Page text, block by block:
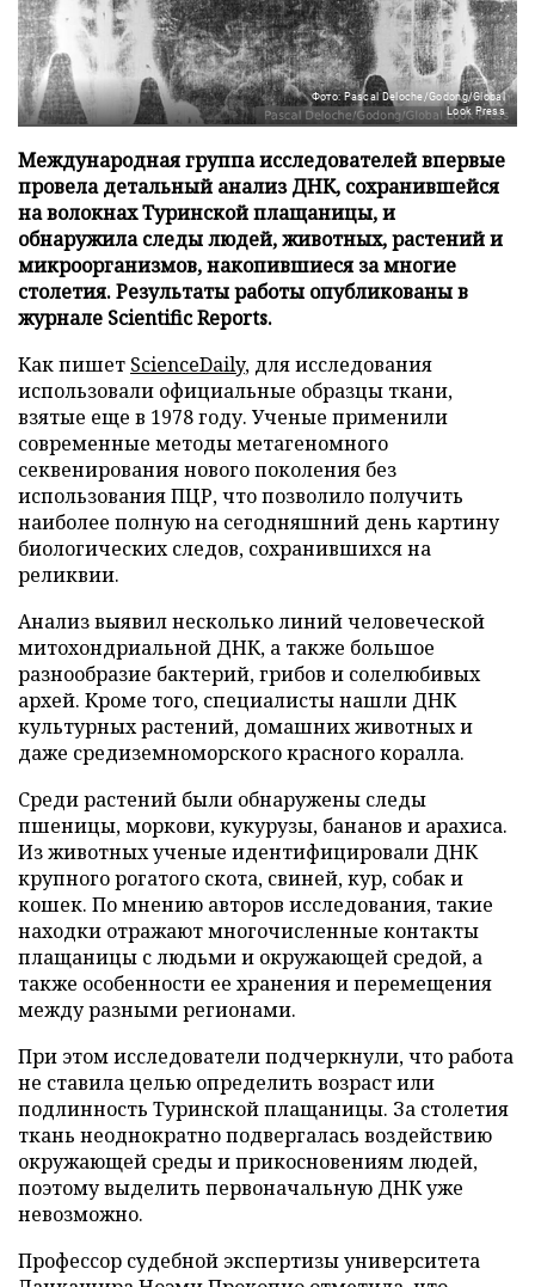
Фото: Pascal Deloche/Godong/Global
Look Press
Международная группа исследователей впервые
провела детальный анализ ДНК, сохранившейся
на волокнах Туринской плащаницы, и
обнаружила следы людей, животных, растений и
микроорганизмов, накопившиеся за многие
столетия. Результаты работы опубликованы в
журнале Scientific Reports.
Как пишет ScienceDaily, для исследования
использовали официальные образцы ткани,
взятые еще в 1978 году. Ученые применили
современные методы метагеномного
секвенирования нового поколения без
использования ПЦР, что позволило получить
наиболее полную на сегодняшний день картину
биологических следов, сохранившихся на
реликвии.
Анализ выявил несколько линий человеческой
митохондриальной ДНК, а также большое
разнообразие бактерий, грибов и солелюбивых
архей. Кроме того, специалисты нашли ДНК
культурных растений, домашних животных и
даже средиземноморского красного коралла.
Среди растений были обнаружены следы
пшеницы, моркови, кукурузы, бананов и арахиса.
Из животных ученые идентифицировали ДНК
крупного рогатого скота, свиней, кур, собак и
кошек. По мнению авторов исследования, такие
находки отражают многочисленные контакты
плащаницы с людьми и окружающей средой, а
также особенности ее хранения и перемещения
между разными регионами.
При этом исследователи подчеркнули, что работа
не ставила целью определить возраст или
подлинность Туринской плащаницы. За столетия
ткань неоднократно подвергалась воздействию
окружающей среды и прикосновениям людей,
поэтому выделить первоначальную ДНК уже
невозможно.
Профессор судебной экспертизы университета